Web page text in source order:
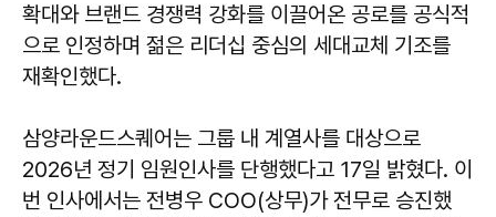
확대와 브랜드 경쟁력 강화를 이끌어온 공로를 공식적
으로 인정하며 젊은 리더십 중심의 세대교체 기조를
재확인했다.
삼양라운드스퀘어는 그룹 내 계열사를 대상으로
2026년 정기 임원인사를 단행했다고 17일 밝혔다. 이
번 인사에서는 전병우 COO(상무)가 전무로 승진했